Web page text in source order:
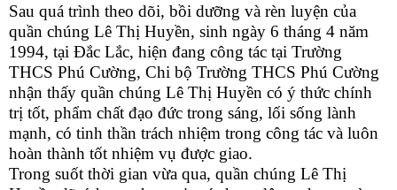
Sau quá trình theo dõi, bồi dưỡng và rèn luyện của
quần chúng Lê Thị Huyền, sinh ngày 6 tháng 4 năm
1994, tại Đắc Lắc, hiện đang công tác tại Trường
THCS Phú Cường, Chi bộ Trường THCS Phú Cường
nhận thấy quần chúng Lê Thị Huyền có ý thức chính
trị tốt, phẩm chất đạo đức trong sáng, lối sống lành
mạnh, có tinh thần trách nhiệm trong công tác và luôn
hoàn thành tốt nhiệm vụ được giao.
Trong suốt thời gian vừa qua, quần chúng Lê Thị